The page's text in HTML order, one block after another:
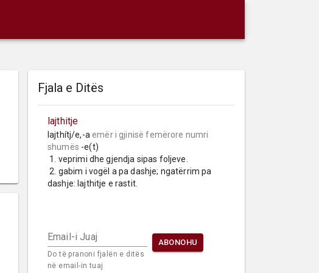
Fjala e Ditës
lajthitje
lajthítj/e,-a emër i gjinisë femërore numri
shumës -e(t)
2. gabim i vogël a pa dashje; ngatërrim pa
dashje: lajthitje e rastit.
Email-i Juaj
Do të pranoni fjalën e ditës
në email-in tuaj
ABONOHU